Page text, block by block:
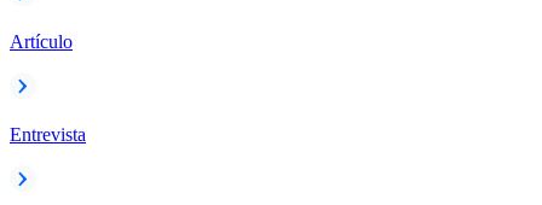
Artículo
Entrevista